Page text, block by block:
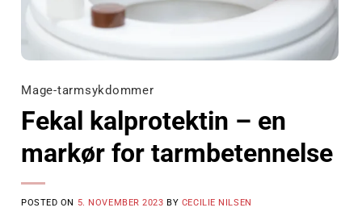
Mage-tarmsykdommer
Fekal kalprotektin – en
markør for tarmbetennelse
POSTED ON 5. NOVEMBER 2023 BY CECILIE NILSEN